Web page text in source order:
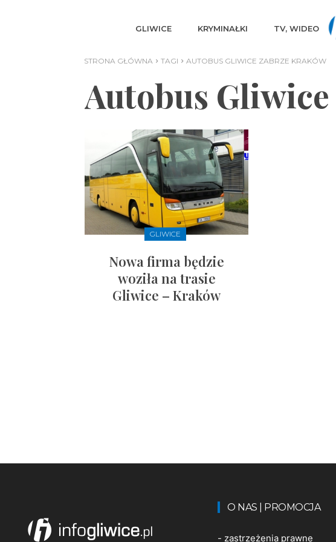
GLIWICE KRYMINAŁKI TV, WIDEO
STRONA GŁÓWNA TAGI AUTOBUS GLIWICE ZABRZE KRAKÓW
Autobus
GLIWICE
Nowa firma będzie
woziła na trasie
Gliwice – Kraków
O NAS | PROMOCJA
- zastrzeżenia prawne